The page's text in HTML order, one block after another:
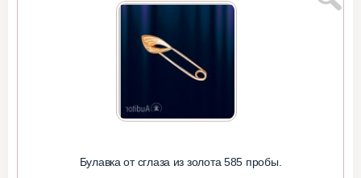
Булавка от сглаза из золота 585 пробы.